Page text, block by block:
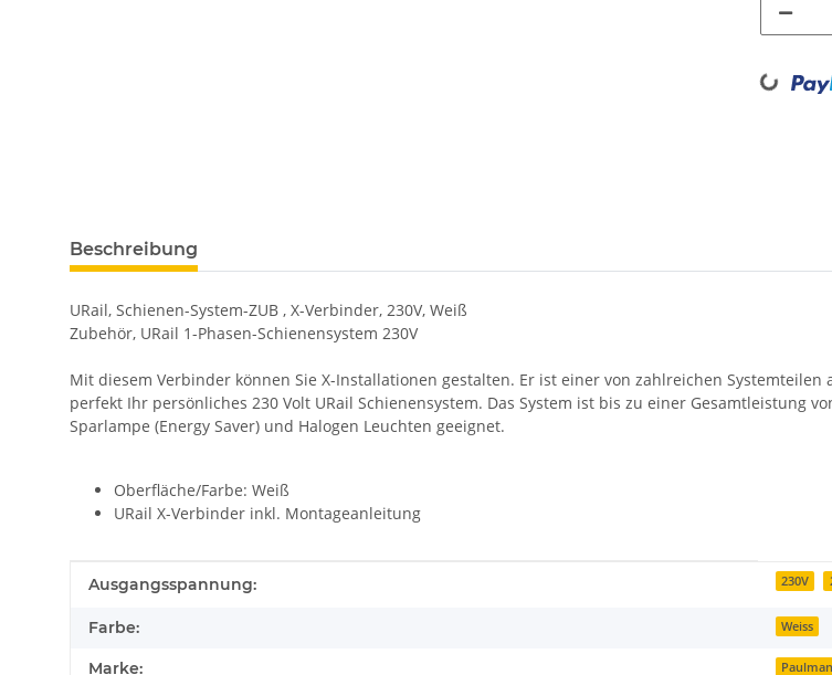
Loading...
Beschreibung
URail, Schienen-System-ZUB , X-Verbinder, 230V, Weiß
Zubehör, URail 1-Phasen-Schienensystem 230V
Mit diesem Verbinder können Sie X-Installationen gestalten. Er ist einer von zahlreichen
perfekt Ihr persönliches 230 Volt URail Schienensystem. Das System ist bis zu einer Gesamtleistung
Sparlampe (Energy Saver) und Halogen Leuchten geeignet.
Oberfläche/Farbe: Weiß
URail X-Verbinder inkl. Montageanleitung
Produkteigenschaft
Wert
Ausgangsspannung: 230V
Farbe: Weiss
Marke: